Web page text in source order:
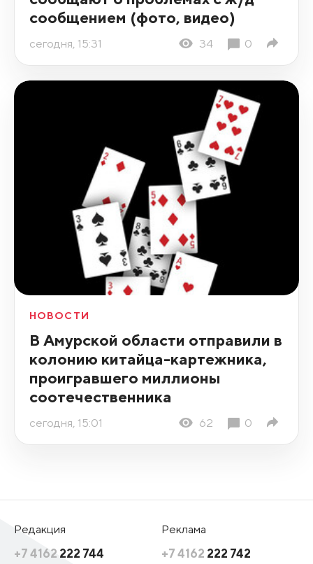
сообщением (фото, видео)
сегодня, 15:31 34 0
НОВОСТИ
В Амурской области отправили в
колонию китайца-картежника,
проигравшего миллионы
соотечественника
сегодня, 15:01 62 0
Редакция
+7 4162 222 744
Реклама
+7 4162 222 742